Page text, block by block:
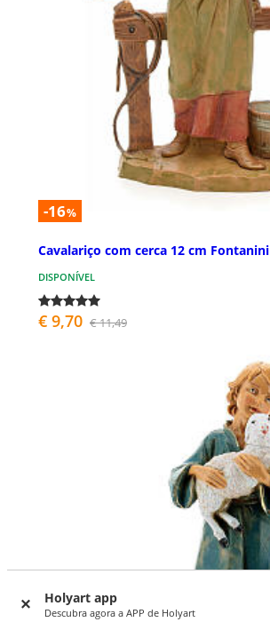
Holyart app
Descubra agora a APP de Holyart
-16%
Cavalariço com cerca 12 cm Fontanini
DISPONÍVEL
€ 9,70 € 11,49